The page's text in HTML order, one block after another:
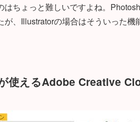
ちょっと難しいですよね。
、Illustratorの場合はそういった機
使えるAdobe Creative